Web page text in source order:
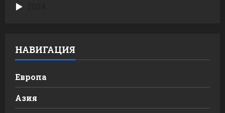
НАВИГАЦИЯ
Европа
Азия